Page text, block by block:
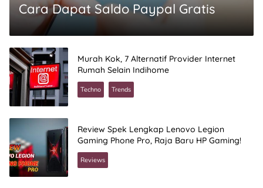
Cara Dapat Saldo Paypal Gratis
Murah Kok, 7 Alternatif Provider Internet
Rumah Selain Indihome
Techno Trends
Review Spek Lengkap Lenovo Legion
Gaming Phone Pro, Raja Baru HP Gaming!
Reviews